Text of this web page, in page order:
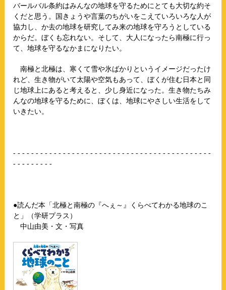
バールバル条約はみんなの地球を守るためにとても大切な約そ
くだと思う。国きょうや言葉のちがいをこえていろいろな人が
協力し、か去の地球を研究してみ来の地球を守ろうとしている
からだ。ぼくも忘れない。そして、大人になったら南極に行っ
て、地球を守るなかまになりたい。
南極と北極は、寒くて雪や氷ばかりというイメージだったけ
れど、生き物がいて太陽や空気もあって、ぼくが住む日本と同
じ地球上にあると考えると、少し身近になった。生き物たちみ
んなの地球を守るために、ぼくは、地球にやさしい生活をして
いきたい。
- - - - - - - - - - - - - - - - - - - - - - - - - - - - - - - - - - - - - - - - - - - -
- - - - - - - - -
●読んだ本「北極と南極の『へぇ～』くらべてわかる地球のこ
と」（学研プラス）
中山由美・文・写真